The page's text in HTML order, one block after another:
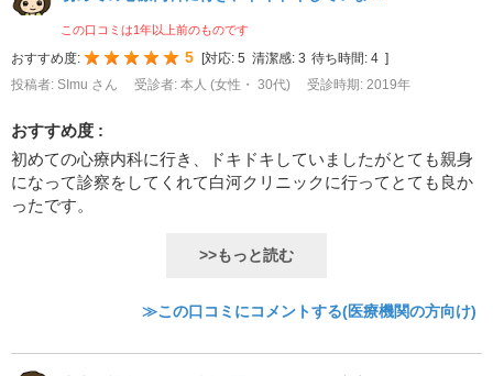
この口コミは1年以上前のものです
おすすめ度: 5 対応: 5 清潔感: 3 待ち時間: 4
投稿者: SImu さん
受診者: 本人 (女性・ 30代) 受診時期: 2019年
おすすめ度 :
初めての心療内科に行き、ドキドキしていましたがとても親身
になって診察をしてくれて白河クリニックに行ってとても良か
ったです。
>>もっと読む
≫この口コミにコメントする(医療機関の方向け)